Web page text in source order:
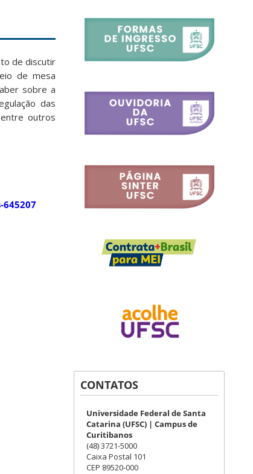
de discutir
de mesa
sobre a
das
outros
CONTATOS
Universidade Federal de Santa
Catarina (UFSC) | Campus de
Curitibanos
(48) 3721-5000
Caixa Postal 101
CEP 89520-000